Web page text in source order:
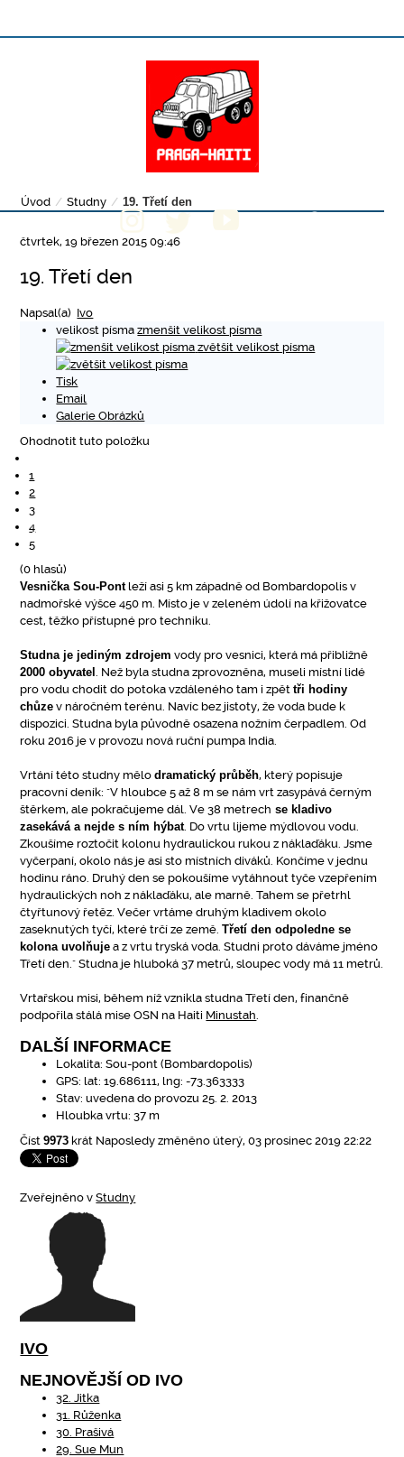
Úvod / Studny / 19. Třetí den
čtvrtek, 19 březen 2015 09:46
19. Třetí den
Napsal(a) Ivo
velikost písma zmenšit velikost písma
zvětšit velikost písma
Tisk
Email
Galerie Obrázků
Ohodnotit tuto položku
1
2
3
4
5
(0 hlasů)
Vesnička Sou-Pontleží asi 5 km západně od Bombardopolis v
nadmořské výšce 450 m. Místo je v zeleném údolí na křižovatce
cest, těžko přístupné pro techniku.
Studna je jediným zdrojem vody pro vesnici, která má přibližně
2000 obyvatel. Než byla studna zprovozněna, museli místní lidé
pro vodu chodit do potoka vzdáleného tam i zpěttři hodiny
chůze v náročném terénu. Navíc bez jistoty, že voda bude k
dispozici. Studna byla původně osazena nožním čerpadlem. Od
roku 2016 je v provozu nová ruční pumpa India.
Vrtání této studny mělodramatický průběh, který popisuje
pracovní deník: "V hloubce 5 až 8 m se nám vrt zasypává černým
štěrkem, ale pokračujeme dál. Ve 38 metrech se kladivo
zasekává a nejde s ním hýbat. Do vrtu lijeme mýdlovou vodu.
Zkoušíme roztočit kolonu hydraulickou rukou z náklaďáku. Jsme
vyčerpaní, okolo nás je asi sto místních diváků. Končíme v jednu
hodinu ráno. Druhý den se pokoušíme vytáhnout tyče vzepřením
hydraulických noh z náklaďáku, ale marně. Tahem se přetrhl
čtyřtunový řetěz. Večer vrtáme druhým kladivem okolo
zaseknutých tyčí, které trčí ze země.Třetí den odpoledne se
kolona uvolňuje a z vrtu tryská voda. Studni proto dáváme jméno
Třetí den." Studna je hluboká 37 metrů, sloupec vody má 11 metrů.
Vrtařskou misi, během níž vznikla studna Třetí den, finančně
podpořila stálá mise OSN na Haiti Minustah.
DALŠÍ INFORMACE
Lokalita: Sou-pont (Bombardopolis)
GPS: lat: 19.686111, lng: -73.363333
Stav: uvedena do provozu 25. 2. 2013
Hloubka vrtu: 37 m
Číst9973 krát Naposledy změněno úterý, 03 prosinec 2019 22:22
Zveřejněno v Studny
IVO
NEJNOVĚJŠÍ OD IVO
32. Jitka
31. Růženka
30. Prašivá
29. Sue Mun